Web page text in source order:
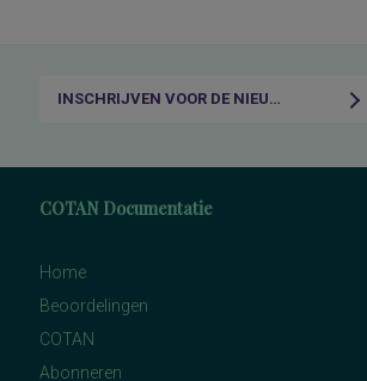
INSCHRIJVEN VOOR DE NIEUWSBRIEF
COTAN Documentatie
Home
Beoordelingen
COTAN
Abonneren